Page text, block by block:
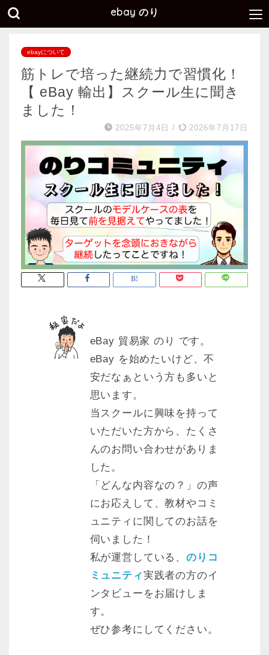
ebay のり
ebayについて
筋トレで培った継続力で習慣化！
【 eBay 輸出】スクール生に聞き
ました！
2025年7月4日 / 2026年7月17日
eBay 貿易家 のり です。
eBay を始めたいけど、不
安だなぁという方も多いと
思います。
当スクールに興味を持って
いただいた方から、たくさ
んのお問い合わせがありま
した。
「どんな内容なの？」の声
にお応えして、教材やコミ
ュニティに関してのお話を
伺いました！
私が運営している、のりコ
ミュニティ実践者の方のイ
ンタビューをお届けしま
す。
ぜひ参考にしてください。